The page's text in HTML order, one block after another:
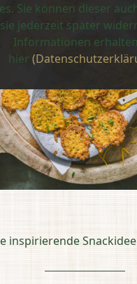
Sie können dieser
jederzeit später
Informationen
hier
inspirierende